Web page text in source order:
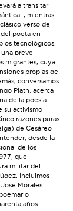
a transitar
mientras
verso de
poeta en
tecnológicos.
breve
migrantes, cuya
propias de
conversamos
Plath, acerca
de la poesía
su activismo
razones puras
de Cesáreo
desde la
de los
que
militar del
Incluimos
Morales
años.